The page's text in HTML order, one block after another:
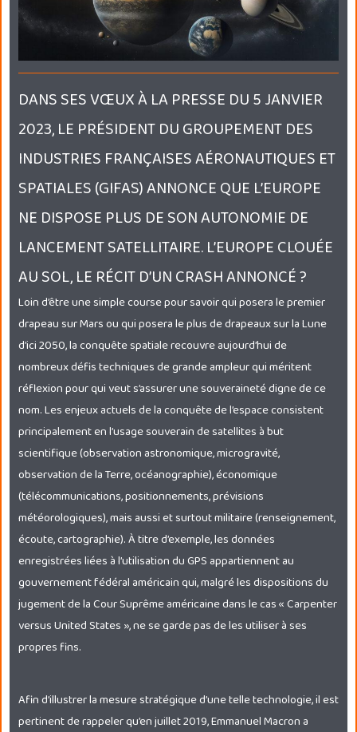
DANS SES VŒUX À LA PRESSE DU 5 JANVIER
2023, LE PRÉSIDENT DU GROUPEMENT DES
INDUSTRIES FRANÇAISES AÉRONAUTIQUES ET
SPATIALES (GIFAS) ANNONCE QUE L’EUROPE
NE DISPOSE PLUS DE SON AUTONOMIE DE
LANCEMENT SATELLITAIRE. L’EUROPE CLOUÉE
AU SOL, LE RÉCIT D’UN CRASH ANNONCÉ ?
Loin d’être une simple course pour savoir qui posera le premier
drapeau sur Mars ou qui posera le plus de drapeaux sur la Lune
d’ici 2050, la conquête spatiale recouvre aujourd’hui de
nombreux défis techniques de grande ampleur qui méritent
réflexion pour qui veut s’assurer une souveraineté digne de ce
nom. Les enjeux actuels de la conquête de l’espace consistent
principalement en l’usage souverain de satellites à but
scientifique (observation astronomique, microgravité,
observation de la Terre, océanographie), économique
(télécommunications, positionnements, prévisions
météorologiques), mais aussi et surtout militaire (renseignement,
écoute, cartographie). À titre d’exemple, les données
enregistrées liées à l’utilisation du GPS appartiennent au
gouvernement fédéral américain qui, malgré les dispositions du
jugement de la Cour Suprême américaine dans le cas « Carpenter
versus United States », ne se garde pas de les utiliser à ses
propres fins.
Afin d’illustrer la mesure stratégique d’une telle technologie, il est
pertinent de rappeler qu’en juillet 2019, Emmanuel Macron a